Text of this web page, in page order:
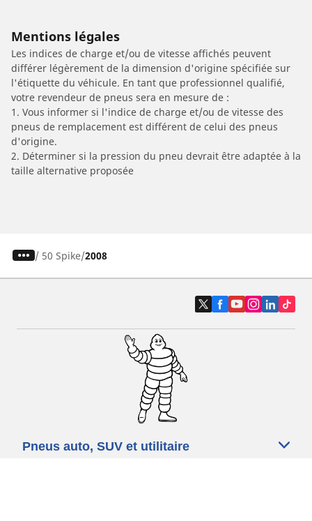
Mentions légales
Les indices de charge et/ou de vitesse affichés peuvent
différer légèrement de la dimension d'origine spécifiée sur
l'étiquette du véhicule. En tant que professionnel qualifié,
votre revendeur de pneus sera en mesure de :
1. Vous informer si l'indice de charge et/ou de vitesse des
pneus de remplacement est différent de celui des pneus
d'origine.
2. Déterminer si la pression du pneu devrait être adaptée à la
taille alternative proposée
/ 50 Spike 2008
Pneus auto, SUV et utilitaire